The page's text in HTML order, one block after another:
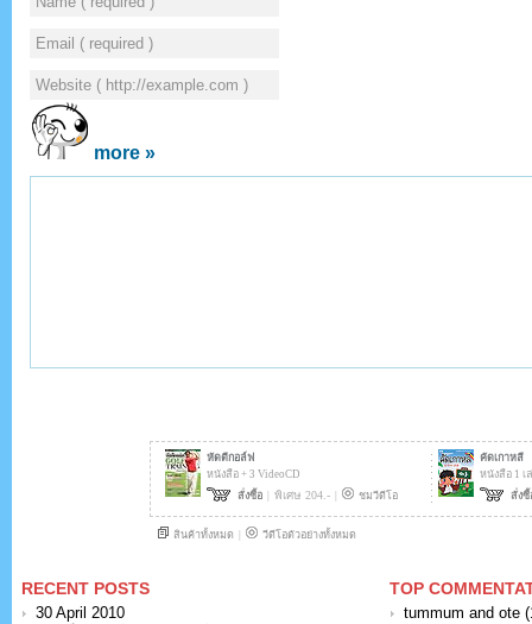
more »
RECENT POSTS
30 April 2010
TOP
tummum and ote